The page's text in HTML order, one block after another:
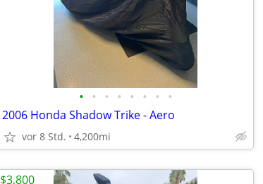
• • • • • • • •
2006 Honda Shadow Trike - Aero
vor 8 Std. 4,200mi
$3,800